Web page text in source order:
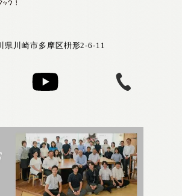
県川崎市多摩区枡形2-6-11